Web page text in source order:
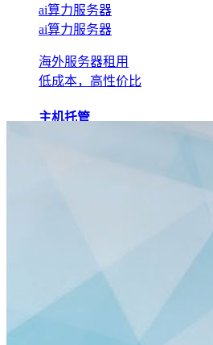
ai算力服务器
ai算力服务器
海外服务器租用
低成本，高性价比
主机托管
移动机房托管